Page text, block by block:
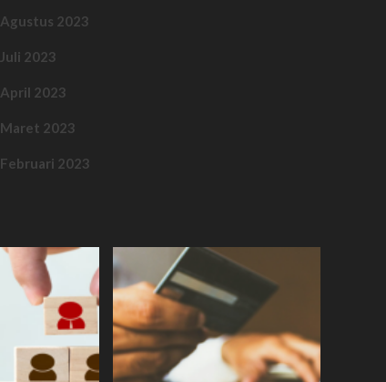
Agustus 2023
Juli 2023
April 2023
Maret 2023
Februari 2023